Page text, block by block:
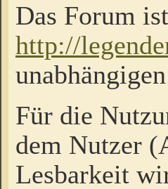
Das Forum
http://
Für die
dem Nutzer
Lesbarkeit